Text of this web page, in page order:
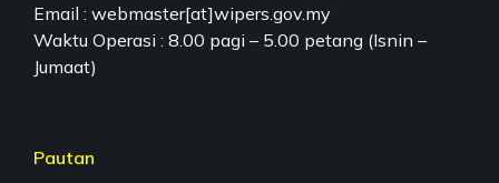
Email : webmaster[at]wipers.gov.my
Waktu Operasi : 8.00 pagi – 5.00 petang (Isnin –
Jumaat)
Pautan